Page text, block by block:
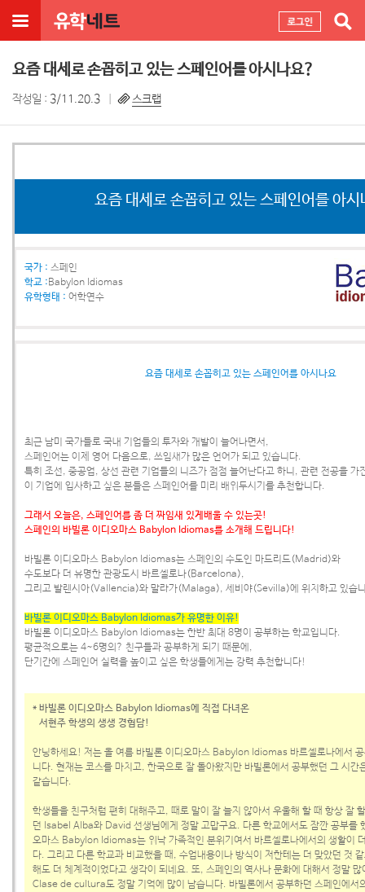
요즘 대세로 손꼽히고 있는 스페인어를 아시나요?
작성일 : 3/11.20.3 스크랩
요즘 대세로 손꼽히고 있는 스페인어를 아시
국가 : 스페인
학교 :Babylon Idiomas
유학형태 : 어학연수
요즘 대세로 손꼽히고 있는 스페인어를 아시나요
최근 남미 국가들로 국내 기업들의 투자와 개발이 늘어나면서,
스페인어는 이제 영어 다음으로, 쓰임새가 많은 언어가 되고 있습니다.
특히 조선, 중공업, 상선 관련 기업들의 니즈가 점점 늘어난다고 하니, 관련 전공을 가
이 기업에 입사하고 싶은 분들은 스페인어를 미리 배워두시기를 추천합니다.
그래서 오늘은, 스페인어를 좀 더 짜임새 있게 배울 수 있는곳!
스페인의 바빌론 이디오마스 Babylon Idiomas를 소개해 드립니다!
바빌론 이디오마스 Babylon Idiomas는 스페인의 수도인 마드리드(Madrid)와
수도보다 더 유명한 관광도시 바르셀로나(Barcelona),
그리고 발렌시아(Vallencia)와 말라가(Malaga), 세비야(Sevilla)에 위치하고 있습
바빌론 이디오마스 Babylon Idiomas가 유명한 이유!
바빌론 이디오마스 Babylon Idiomas는 한반 최대 8명이 공부하는 학교입니다.
평균적으로는 4~6명의? 친구들과 공부하게 되기 때문에,
단기간에 스페인어 실력을 높이고 싶은 학생들에게는 강력 추천합니다!
* 바빌론 이디오마스 Babylon Idiomas에 직접 다녀온
서현주 학생의 생생 경험담!
안녕하세요! 저는 올 여름 바빌론 이디오마스 Babylon Idiomas 바르셀로나에서
니다. 현재는 코스를 마치고, 한국으로 잘 돌아왔지만 바빌론에서 공부했던 그 시간
같습니다.
학생들을 친구처럼 편히 대해주고, 때로 말이 잘 늘지 않아서 우울해 할 때 항상 잘
던 Isabel Alba와 David 선생님에게 정말 고맙구요. 다른 학교에서도 잠깐 공부를
오마스 Babylon Idiomas는 워낙 가족적인 분위기여서 바르셀로나에서의 생활이
다. 그리고 다른 학교과 비교했을 때, 수업내용이나 방식이 저한테는 더 맞았던 것
해도 더 체계적이었다고 생각이 되네요. 또, 스페인의 역사나 문화에 대해서 정말 많
Clase de cultura도 정말 기억에 많이 남습니다. 바빌론에서 공부하던 스페인에서